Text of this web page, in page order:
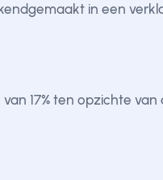
in een
17% ten opzichte